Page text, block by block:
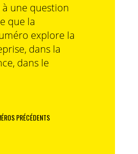
à une question
que la
explore la
dans la
dans le
PRÉCÉDENTS